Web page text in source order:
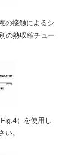
の接触によるシ
の熱収縮チュー
）を使用し
い。